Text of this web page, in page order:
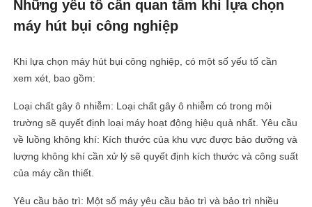
Những yếu tố cần quan tâm khi lựa chọn
máy hút bụi công nghiệp
Khi lựa chọn máy hút bụi công nghiệp, có một số yếu tố cần
xem xét, bao gồm:
Loại chất gây ô nhiễm: Loại chất gây ô nhiễm có trong môi
trường sẽ quyết định loại máy hoạt động hiệu quả nhất. Yêu cầu
về luồng không khí: Kích thước của khu vực được bảo dưỡng và
lượng không khí cần xử lý sẽ quyết định kích thước và công suất
của máy cần thiết.
Yêu cầu bảo trì: Một số máy yêu cầu bảo trì và bảo trì nhiều